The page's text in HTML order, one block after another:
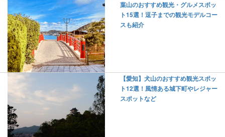
葉山のおすすめ観光・グルメスポッ
ト15選！逗子までの観光モデルコー
スも紹介
【愛知】犬山のおすすめ観光スポッ
ト12選！風情ある城下町やレジャー
スポットなど